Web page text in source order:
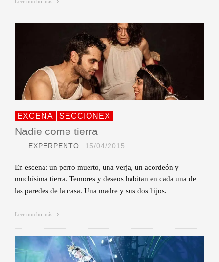
Leer mucho más
EXCENA SECCIONEX
Nadie come tierra
EXPERPENTO 15/04/2015
En escena: un perro muerto, una verja, un acordeón y
muchísima tierra. Temores y deseos habitan en cada una de
las paredes de la casa. Una madre y sus dos hijos.
Leer mucho más